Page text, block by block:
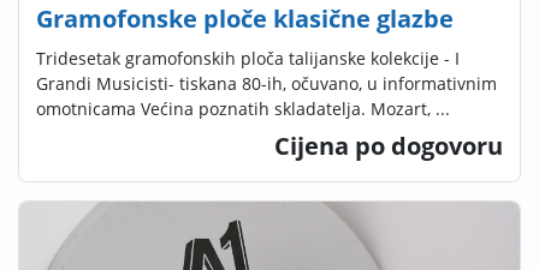
Gramofonske ploče klasične glazbe
Tridesetak gramofonskih ploča talijanske kolekcije - I
Grandi Musicisti- tiskana 80-ih, očuvano, u informativnim
omotnicama Većina poznatih skladatelja. Mozart, ...
Cijena po dogovoru